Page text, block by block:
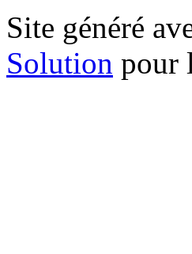
Site généré
Solution pour